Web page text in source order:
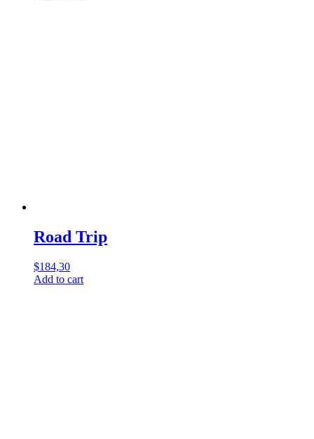
Road Trip
$184,30
Add to cart